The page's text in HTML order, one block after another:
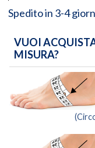
Spedito in 3-4
VUOI
MISURA?